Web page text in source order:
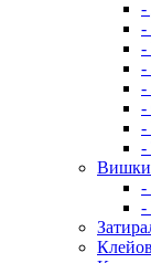
-
-
-
-
-
-
-
-
Вишки
-
-